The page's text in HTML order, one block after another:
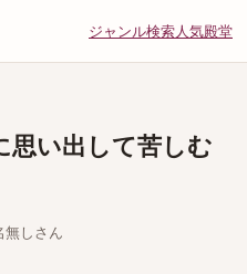
ジャンル検索人気殿堂
思い出して苦しむ
しさん